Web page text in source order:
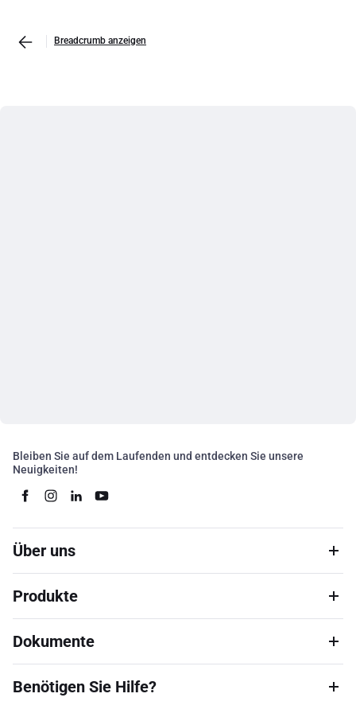
Breadcrumb anzeigen
Bleiben Sie auf dem Laufenden und entdecken Sie unsere
Neuigkeiten!
Über uns
Produkte
Dokumente
Benötigen Sie Hilfe?